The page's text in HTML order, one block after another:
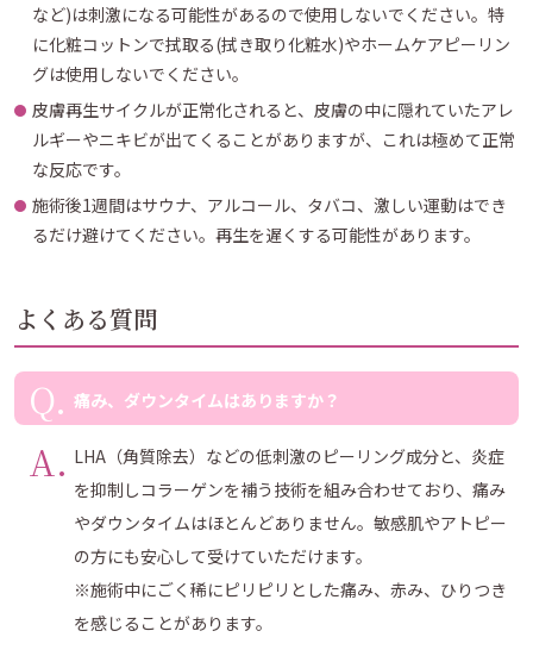
など)は刺激になる可能性があるので使用しないでください。特
に化粧コットンで拭取る(拭き取り化粧水)やホームケアピーリン
グは使用しないでください。
皮膚再生サイクルが正常化されると、皮膚の中に隠れていたアレ
ルギーやニキビが出てくることがありますが、これは極めて正常
な反応です。
施術後1週間はサウナ、アルコール、タバコ、激しい運動はでき
るだけ避けてください。再生を遅くする可能性があります。
よくある質問
痛み、ダウンタイムはありますか？
LHA（角質除去）などの低刺激のピーリング成分と、炎症
を抑制しコラーゲンを補う技術を組み合わせており、痛み
やダウンタイムはほとんどありません。敏感肌やアトピー
の方にも安心して受けていただけます。
※施術中にごく稀にピリピリとした痛み、赤み、ひりつき
を感じることがあります。